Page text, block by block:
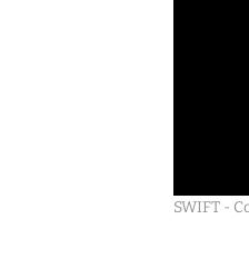
SWIFT -